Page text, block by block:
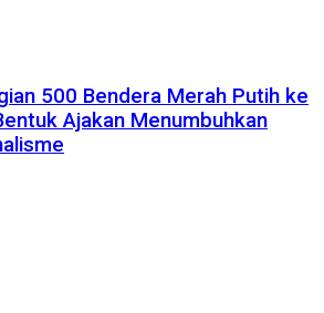
500 Bendera Merah Putih ke
Ajakan Menumbuhkan